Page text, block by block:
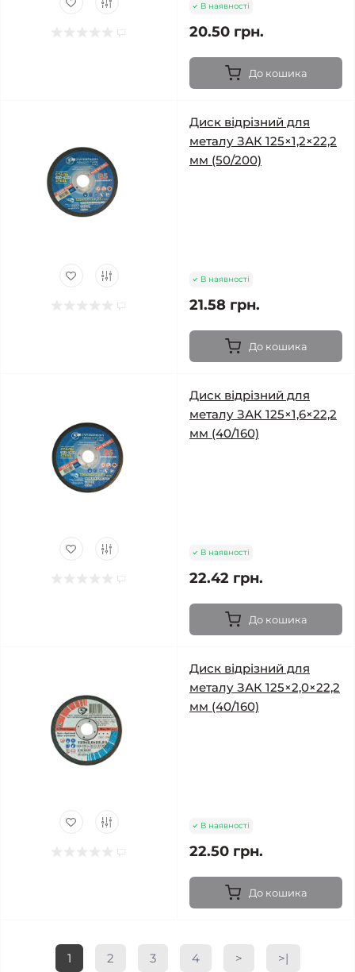
В наявності
20.50 грн.
До кошика
Диск відрізний для
металу ЗАК 125×1,2×22,2
мм (50/200)
В наявності
21.58 грн.
До кошика
Диск відрізний для
металу ЗАК 125×1,6×22,2
мм (40/160)
В наявності
22.42 грн.
До кошика
Диск відрізний для
металу ЗАК 125×2,0×22,2
мм (40/160)
В наявності
22.50 грн.
До кошика
1 2 3 4 > >|